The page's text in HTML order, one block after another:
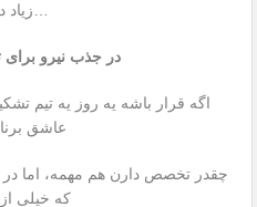
زیاد دارم، اما هنوز امکان سنجی نشدن…
در جذب نیرو برای
عاشق
چقدر تخصص دارن هم مهمه، اما در